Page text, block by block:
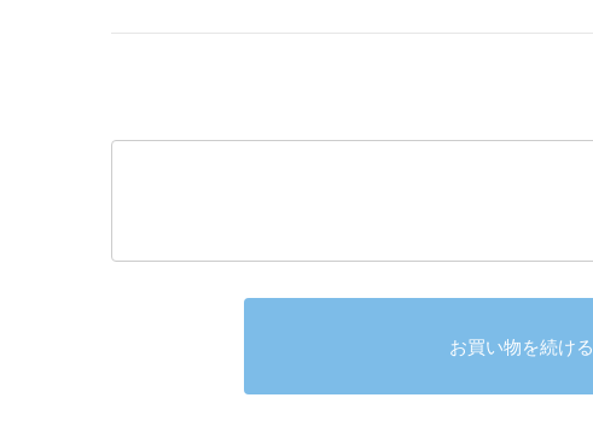
お買い物を続ける